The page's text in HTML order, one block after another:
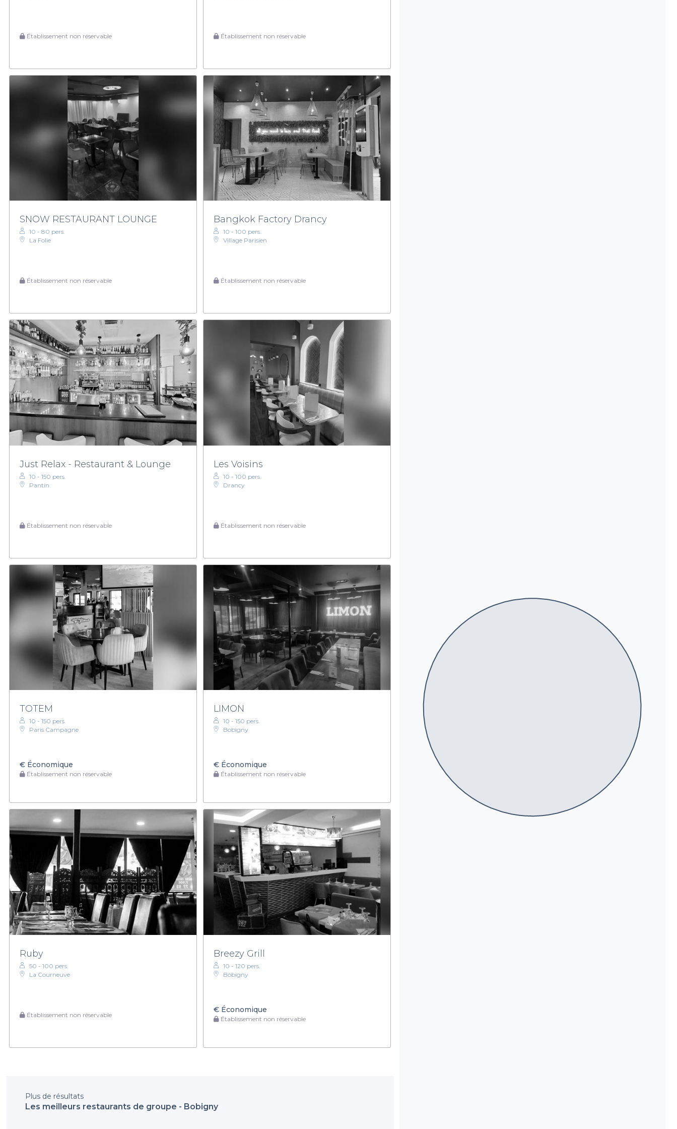
Établissement non réservable Établissement non réservable
SNOW RESTAURANT LOUNGE
10 - 80 pers.
La Folie
Établissement non réservable
Bangkok Factory Drancy
10 - 100 pers.
Village Parisien
Établissement non réservable
Just Relax - Restaurant & Lounge
10 - 150 pers.
Pantin
Établissement non réservable
Les Voisins
10 - 100 pers.
Drancy
Établissement non réservable
TOTEM
10 - 150 pers.
Paris Campagne
€ Économique
Établissement non réservable
LIMON
10 - 150 pers.
Bobigny
€Économique
Établissement non réservable
Ruby
50 - 100 pers.
La Courneuve
Établissement non réservable
Breezy Grill
10 - 120 pers.
Bobigny
€Économique
Établissement non réservable
Plus de résultats
Les meilleurs restaurants de groupe - Bobigny